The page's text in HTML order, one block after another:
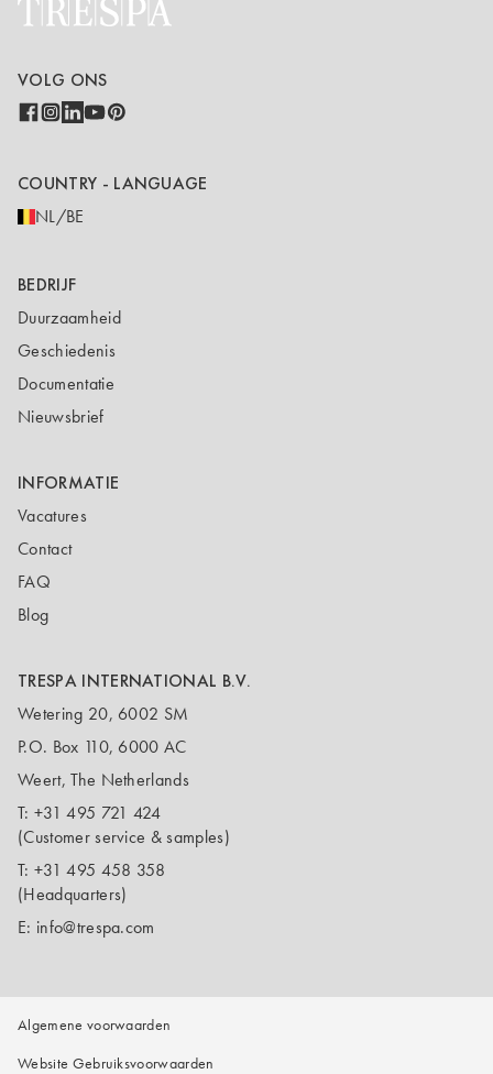
VOLG ONS
COUNTRY - LANGUAGE
NL/BE
BEDRIJF
Duurzaamheid
Geschiedenis
Documentatie
Nieuwsbrief
INFORMATIE
Vacatures
Contact
FAQ
Blog
TRESPA INTERNATIONAL B.V.
Wetering 20, 6002 SM
P.O. Box 110, 6000 AC
Weert, The Netherlands
T: +31 495 721 424
(Customer service & samples)
T: +31 495 458 358
(Headquarters)
E: info@trespa.com
Algemene voorwaarden
Website Gebruiksvoorwaarden